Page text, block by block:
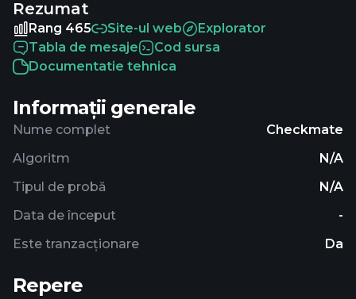
Rezumat
Rang 465 Site-ul web
Explorator
Tabla de mesaje
Cod sursa
Documentatie tehnica
Informații generale
Nume complet
Checkmate
Algoritm
N/A
Tipul de probă
N/A
Data de început
-
Este tranzacționare
Da
Repere